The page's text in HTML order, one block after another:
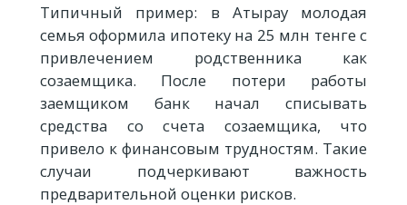
Типичный пример: в Атырау молодая
семья оформила ипотеку на 25 млн тенге с
привлечением родственника как
созаемщика. После потери работы
заемщиком банк начал списывать
средства со счета созаемщика, что
привело к финансовым трудностям. Такие
случаи подчеркивают важность
предварительной оценки рисков.